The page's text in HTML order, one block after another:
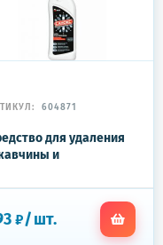
604871
для удаления
и
"Ультра белый
гель, 4303010026
₽/шт.